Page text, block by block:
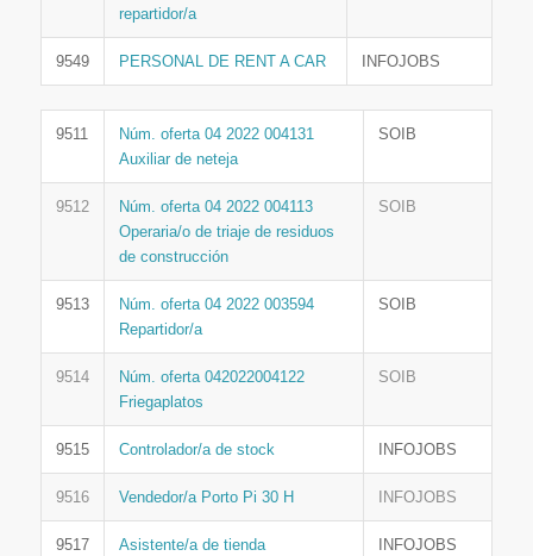
repartidor/a
9549 PERSONAL DE RENT A CAR INFOJOBS
9511
Núm. oferta 04 2022 004131
Auxiliar de neteja
SOIB
9512
Núm. oferta 04 2022 004113
Operaria/o de triaje de residuos
de construcción
SOIB
9513
Núm. oferta 04 2022 003594
Repartidor/a
SOIB
9514
Núm. oferta 042022004122
Friegaplatos
SOIB
9515 Controlador/a de stock INFOJOBS
9516 Vendedor/a Porto Pi 30 H INFOJOBS
9517 Asistente/a de tienda INFOJOBS